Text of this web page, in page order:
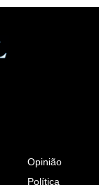
Opinião
Política